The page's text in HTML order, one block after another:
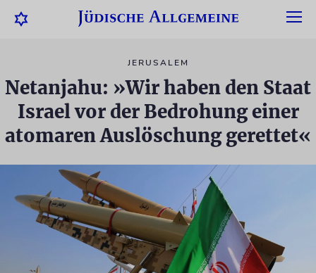
JERUSALEM
Netanjahu: »Wir haben den Staat
Israel vor der Bedrohung einer
atomaren Auslöschung gerettet«